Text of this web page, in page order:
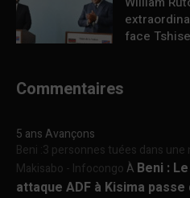
face
Commentaires
5 ans Avançons
Beni :3 personnes tuées dans une
Makisabo - InfocongoÀ Beni :
attaque ADF à Kisima